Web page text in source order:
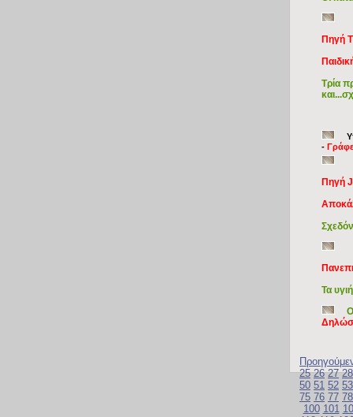
Πηγή
Τρία
-
Πηγή
Τα
25 26 27 28
50 51 52 53
75 76 77 78
100 101